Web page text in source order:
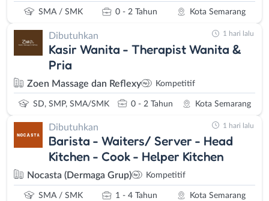
SMA / SMK 0 - 2 Tahun Kota Semarang
Dibutuhkan
Kasir Wanita - Therapist Wanita &
Pria
Zoen Massage dan Reflexy Kompetitif
SD, SMP, SMA/SMK 0 - 2 Tahun Kota Semarang
1 hari lalu
Dibutuhkan
Barista - Waiters/ Server - Head
Kitchen - Cook - Helper Kitchen
Nocasta (Dermaga Grup) Kompetitif
SMA / SMK 1 - 4 Tahun Kota Semarang
1 hari lalu